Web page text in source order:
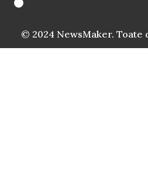
© 2024 NewsMaker.